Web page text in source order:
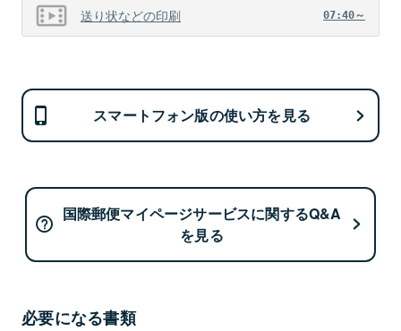
送り状などの印刷 07:40～
スマートフォン版の使い方を見る
国際郵便マイページサービスに関するQ&A
を見る
必要になる書類